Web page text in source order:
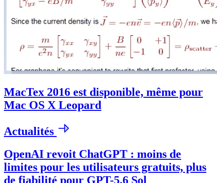
MacTex 2016 est disponible, même pour
Mac OS X Leopard
Actualités
OpenAI revoit ChatGPT : moins de
limites pour les utilisateurs gratuits, plus
de fiabilité pour GPT-5.6 Sol